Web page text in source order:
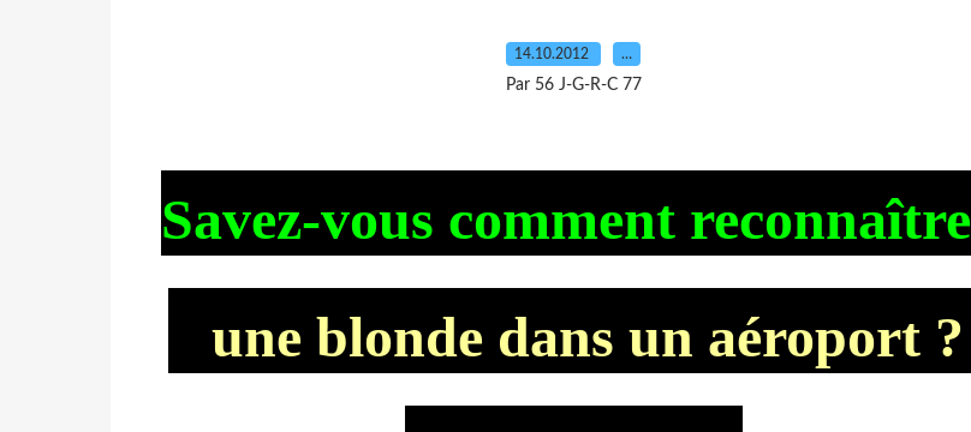
14.10.2012 …
Par 56 J-G-R-C 77
Savez-vous comment reconnaître
une blonde dans un aéroport ?